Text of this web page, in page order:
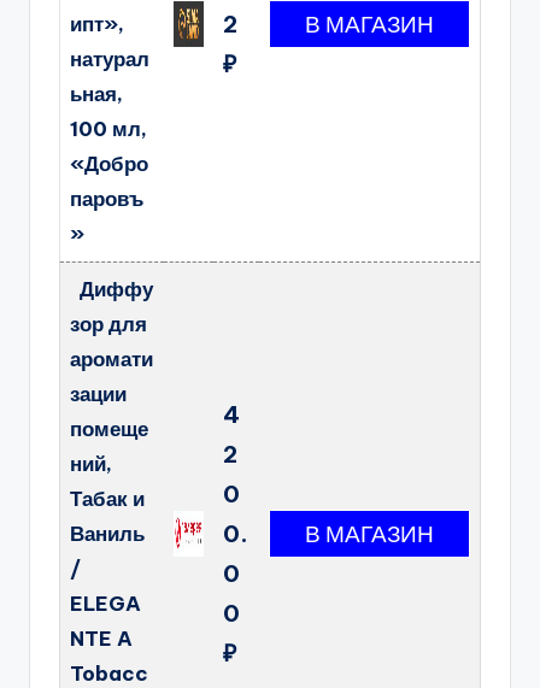
ипт»,
натурал
ьная,
100 мл,
«Добро
паровъ
»
2
₽
Диффу
зор для
аромати
зации
помеще
ний,
Табак и
Ваниль
/
ELEGA
NTE A
Tobacc
4
2
0
0.
0
0
₽